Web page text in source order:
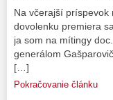
Na včerajší príspevok
dovolenku premiera
ja som na mítingy
generálom
[…]
Pokračovanie článku